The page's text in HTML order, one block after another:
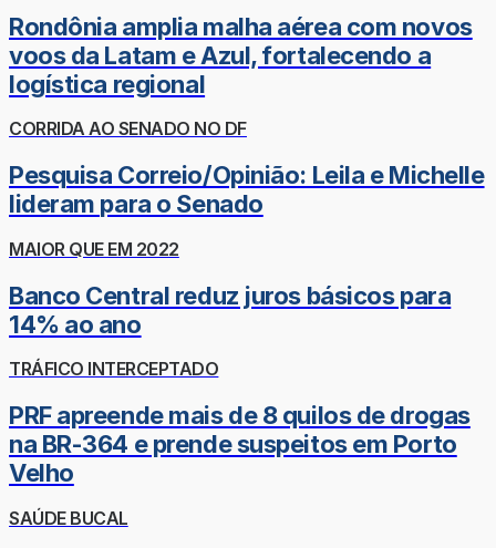
Rondônia amplia malha aérea com novos
voos da Latam e Azul, fortalecendo a
logística regional
CORRIDA AO SENADO NO DF
Pesquisa Correio/Opinião: Leila e Michelle
lideram para o Senado
MAIOR QUE EM 2022
Banco Central reduz juros básicos para
14% ao ano
TRÁFICO INTERCEPTADO
PRF apreende mais de 8 quilos de drogas
na BR-364 e prende suspeitos em Porto
Velho
SAÚDE BUCAL